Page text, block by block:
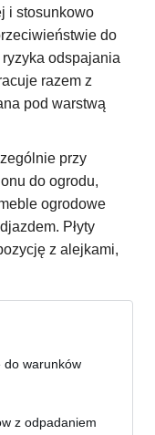
i stosunkowo
do
ryzyka odspajania
razem z
pod warstwą
przy
do ogrodu,
ogrodowe
Płyty
z alejkami,
do warunków
z odpadaniem